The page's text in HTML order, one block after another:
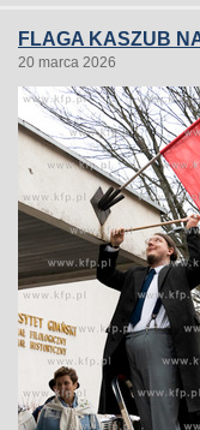
FLAGA KASZUB
20 marca 2026